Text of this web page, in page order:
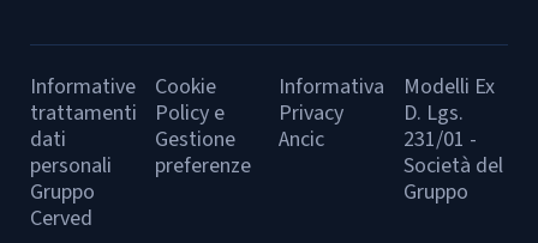
Informative
trattamenti
dati
personali
Gruppo
Cerved
Cookie
Policy e
Gestione
preferenze
Informativa
Privacy
Ancic
Modelli Ex
D. Lgs.
231/01 -
Società del
Gruppo